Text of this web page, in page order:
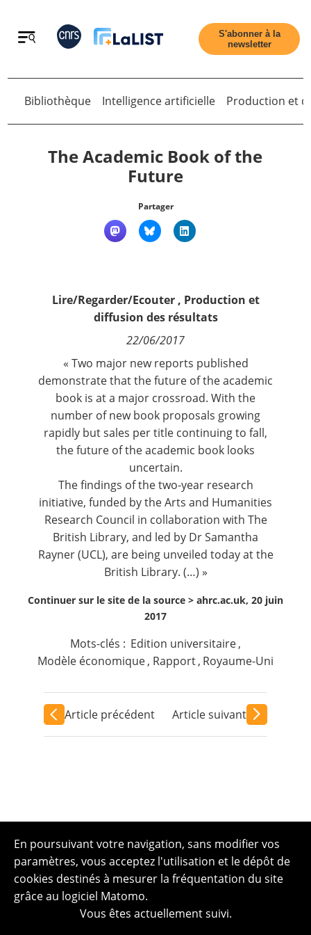
Retour
Nous suivre
S'abonner à la
newsletter
Retour
Bibliothèque Intelligence artificielle Production et
The Academic Book of the
Future
Partager
Lire/Regarder/Ecouter, Production et
diffusion des résultats
22/06/2017
« Two major new reports published
demonstrate that the future of the academic
book is at a major crossroad. With the
number of new book proposals growing
rapidly but sales per title continuing to fall,
the future of the academic book looks
uncertain.
The findings of the two-year research
initiative, funded by the Arts and Humanities
Research Council in collaboration with The
British Library, and led by Dr Samantha
Rayner (UCL), are being unveiled today at the
British Library. (…) »
Continuer sur le site de la source > ahrc.ac.uk, 20 juin
2017
Mots-clés : Edition universitaire,
Modèle économique, Rapport , Royaume-Uni
Article précédent Article suivant
En poursuivant votre navigation, sans modifier vos
paramètres, vous acceptez l'utilisation et le dépôt de
cookies destinés à mesurer la fréquentation du site
grâce au logiciel Matomo.
Vous êtes actuellement suivi.